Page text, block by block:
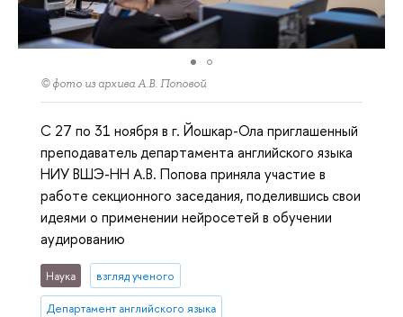
© фото из архива А.В. Поповой
С 27 по 31 ноября в г. Йошкар-Ола приглашенный
преподаватель департамента английского языка
НИУ ВШЭ-НН А.В. Попова приняла участие в
работе секционного заседания, поделившись свои
идеями о применении нейросетей в обучении
аудированию
Наука взгляд ученого
Департамент английского языка